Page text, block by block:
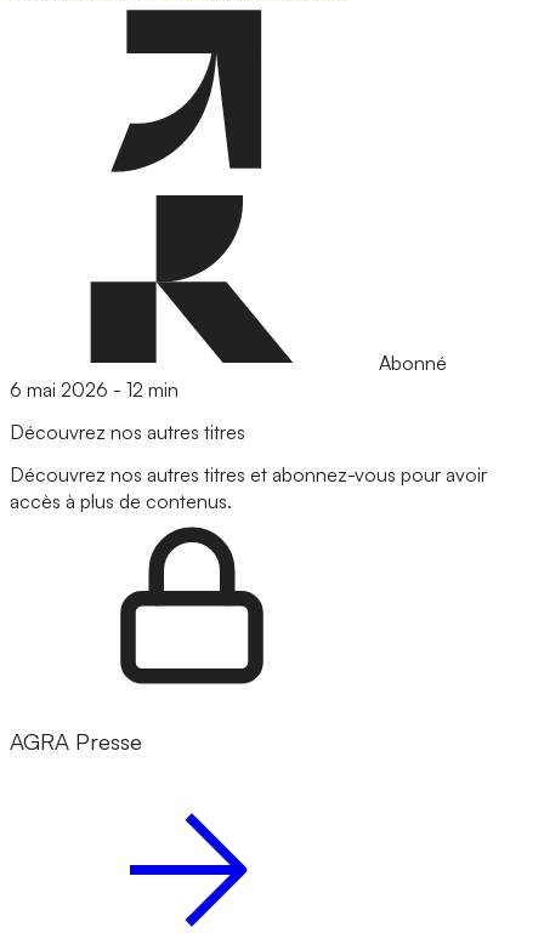
Abonné
6 mai 2026 - 12 min
Découvrez nos autres titres
Découvrez nos autres titres et abonnez-vous pour avoir
accès à plus de contenus.
AGRA Presse